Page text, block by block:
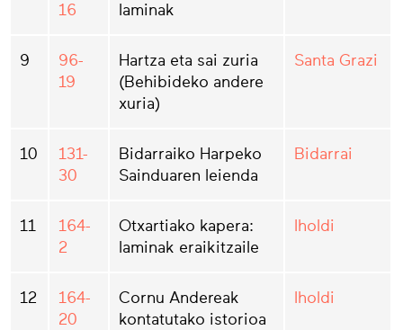
16
laminak
9
96-
19
Hartza eta sai zuria
(Behibideko andere
xuria)
Santa Grazi
10
131-
30
Bidarraiko Harpeko
Sainduaren leienda
Bidarrai
11
164-
2
Otxartiako kapera:
laminak eraikitzaile
Iholdi
12
164-
20
Cornu Andereak
kontatutako istorioa
Iholdi